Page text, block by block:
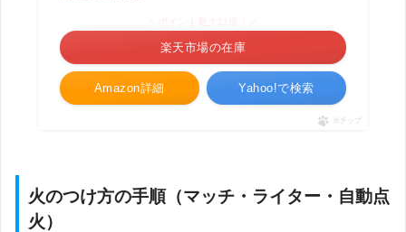
Amazon詳細
楽天市場の在庫
Yahoo!で検索
ポチップ
火のつけ方の手順（マッチ・ライター・自動点
火）